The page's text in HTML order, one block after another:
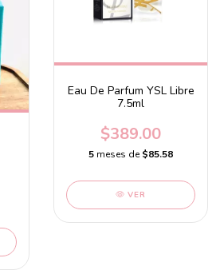
Eau De Parfum YSL Libre
7.5ml
$389.00
5 meses de$85.58
VER